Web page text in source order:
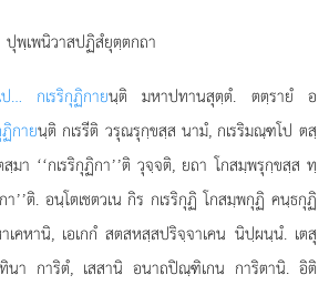
ปุพฺเพนิวาสปฏิสํยุตฺตกถา
… กเรริกุฏิกายนฺติ มหาปทานสุตฺตํ. ตตฺรายํ อ
ฏิกายนฺติ กเรรีติ วรุณรุกฺขสฺส นามํ, กเรริมณฺฑโป ตสฺ
มา ‘‘กเรริกุฏิกา’’ติ วุจฺจติ, ยถา โกสมฺพรุกฺขสฺส ทฺ
า’’ติ. อนฺโตเชตวเน กิร กเรริกุฏิ โกสมฺพกุฏิ คนฺธกุฏิ
คหานิ, เอเกกํ สตสหสฺสปริจฺจาเคน นิปฺผนฺนํ. เตสุ
า การิตํ, เสสานิ อนาถปิณฺฑิเกน การิตานิ. อิติ